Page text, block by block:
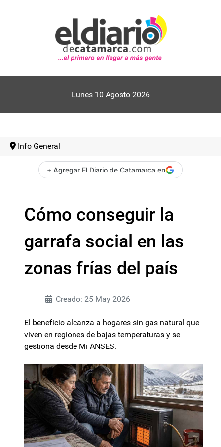
Lunes 10 Agosto 2026
Info General
+ Agregar El Diario de Catamarca en
Cómo conseguir la
garrafa social en las
zonas frías del país
Creado: 25 May 2026
El beneficio alcanza a hogares sin gas natural que
viven en regiones de bajas temperaturas y se
gestiona desde Mi ANSES.